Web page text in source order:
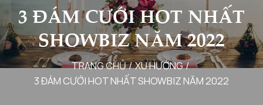
3 ĐÁM CƯỚI HOT NHẤT
SHOWBIZ NĂM 2022
TRANG CHỦ/XU HƯỚNG/
3 ĐÁM CƯỚI HOT NHẤT SHOWBIZ NĂM 2022